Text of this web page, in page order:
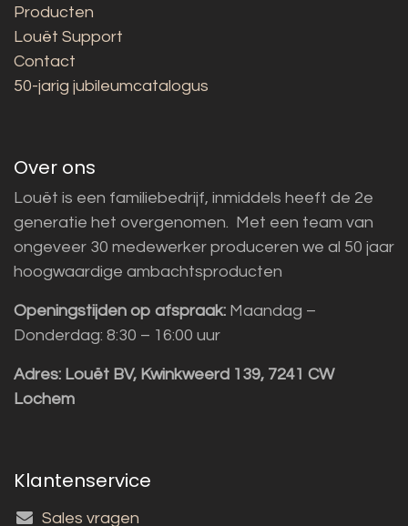
Producten
Louët Support
Contact
50-jarig jubileumcatalogus
Over ons
Louët is een familiebedrijf, inmiddels heeft de 2e
generatie het overgenomen. Met een team van
ongeveer 30 medewerker produceren we al 50 jaar
hoogwaardige ambachtsproducten
Openingstijden op afspraak: Maandag –
Donderdag: 8:30 – 16:00 uur
Adres: Louët BV, Kwinkweerd 139, 7241 CW
Lochem
Klantenservice
Sales vragen